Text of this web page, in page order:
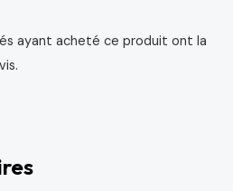
ayant acheté ce produit ont la